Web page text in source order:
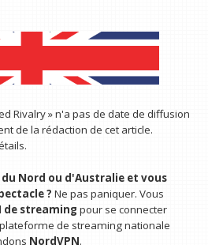
Rivalry » n'a pas de date de diffusion
de la rédaction de cet article.
Nord ou d'Australie et vous
? Ne pas paniquer. Vous
de streaming pour se connecter
de streaming nationale
NordVPN.